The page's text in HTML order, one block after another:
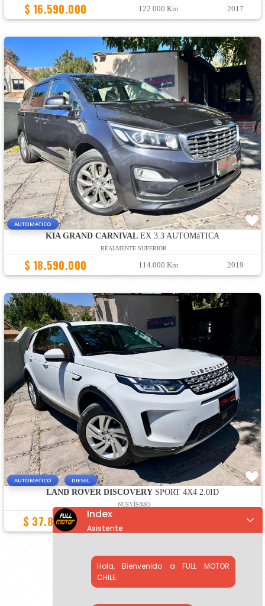
$ 16.590.000 122.000 Km 2017
AUTOMATICO
KIA GRAND CARNIVALEX 3.3 AUTOMáTICA
REALMENTE SUPERIOR
$ 18.590.000 114.000 Km 2019
AUTOMATICO DIESEL
LAND ROVER DISCOVERYSPORT 4X4 2.0ID
NUEVÍSIMO
$ 37.890.000
« 1 2 3 »
Index
Asistente
Hola, Bienvenido a FULL MOTOR
CHILE.